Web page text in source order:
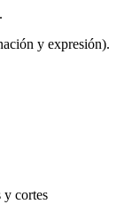
y expresión).
y cortes